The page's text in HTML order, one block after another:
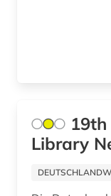
benin (1)
Library